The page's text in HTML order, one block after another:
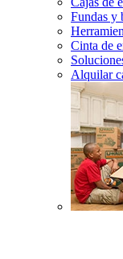
Fundas y
Cinta de
Alquilar